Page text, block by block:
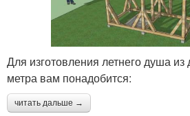
Для изготовления летнего душа
метра вам понадобится:
читать дальше →